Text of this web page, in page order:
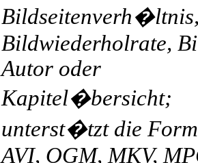
Bildwiederholrate,
Autor oder
Kapitel�bersicht;
unterst�tzt die
AVI, OGM, MKV,